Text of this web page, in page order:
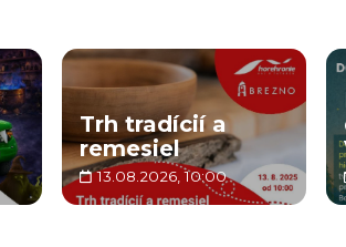
Trh tradícií a
remesiel
13.08.2026, 10:00